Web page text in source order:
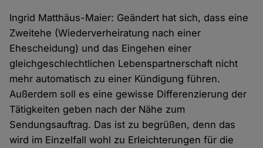
Ingrid Matthäus-Maier: Geändert hat sich, dass eine
Zweitehe (Wiederverheiratung nach einer
Ehescheidung) und das Eingehen einer
gleichgeschlechtlichen Lebenspartnerschaft nicht
mehr automatisch zu einer Kündigung führen.
Außerdem soll es eine gewisse Differenzierung der
Tätigkeiten geben nach der Nähe zum
Sendungsauftrag. Das ist zu begrüßen, denn das
wird im Einzelfall wohl zu Erleichterungen für die